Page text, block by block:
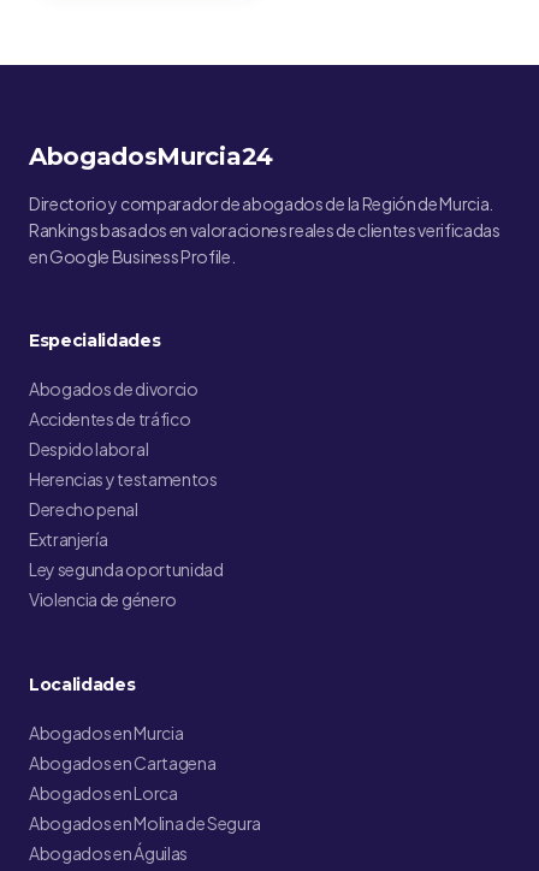
AbogadosMurcia24
Directorio y comparador de abogados de la Región de Murcia.
Rankings basados en valoraciones reales de clientes verificadas
en Google Business Profile.
Especialidades
Abogados de divorcio
Accidentes de tráfico
Despido laboral
Herencias y testamentos
Derecho penal
Extranjería
Ley segunda oportunidad
Violencia de género
Localidades
Abogados en Murcia
Abogados en Cartagena
Abogados en Lorca
Abogados en Molina de Segura
Abogados en Águilas